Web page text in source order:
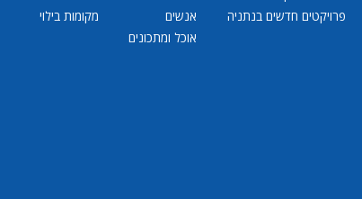
פרויקטים חדשים בנתניה
אנשים
אוכל ומתכונים
מקומות בילוי